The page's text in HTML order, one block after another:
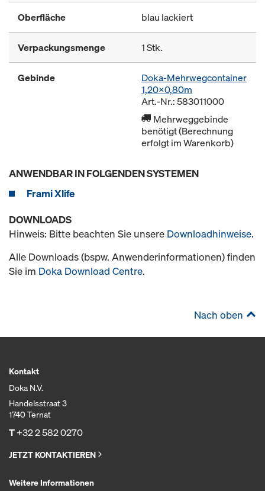
Oberfläche blau lackiert
Verpackungsmenge 1 Stk.
Gebinde
Doka-Mehrwegcontainer
1,20x0,80m
Art.-Nr.: 583011000
Mehrweggebinde
benötigt (Berechnung
erfolgt im Warenkorb)
ANWENDBAR IN FOLGENDEN SYSTEMEN
Frami Xlife
DOWNLOADS
Hinweis: Bitte beachten Sie unsere Downloadhinweise.
Alle Downloads (bspw. Anwenderinformationen) finden
Sie im Doka Download Centre.
Nach oben
Kontakt
Doka N.V.
Handelsstraat 3
1740 Ternat
T+32 2 582 0270
JETZT KONTAKTIEREN
Weitere Informationen